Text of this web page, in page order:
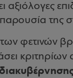
αξιόλογες
παρουσία της
των φετινών